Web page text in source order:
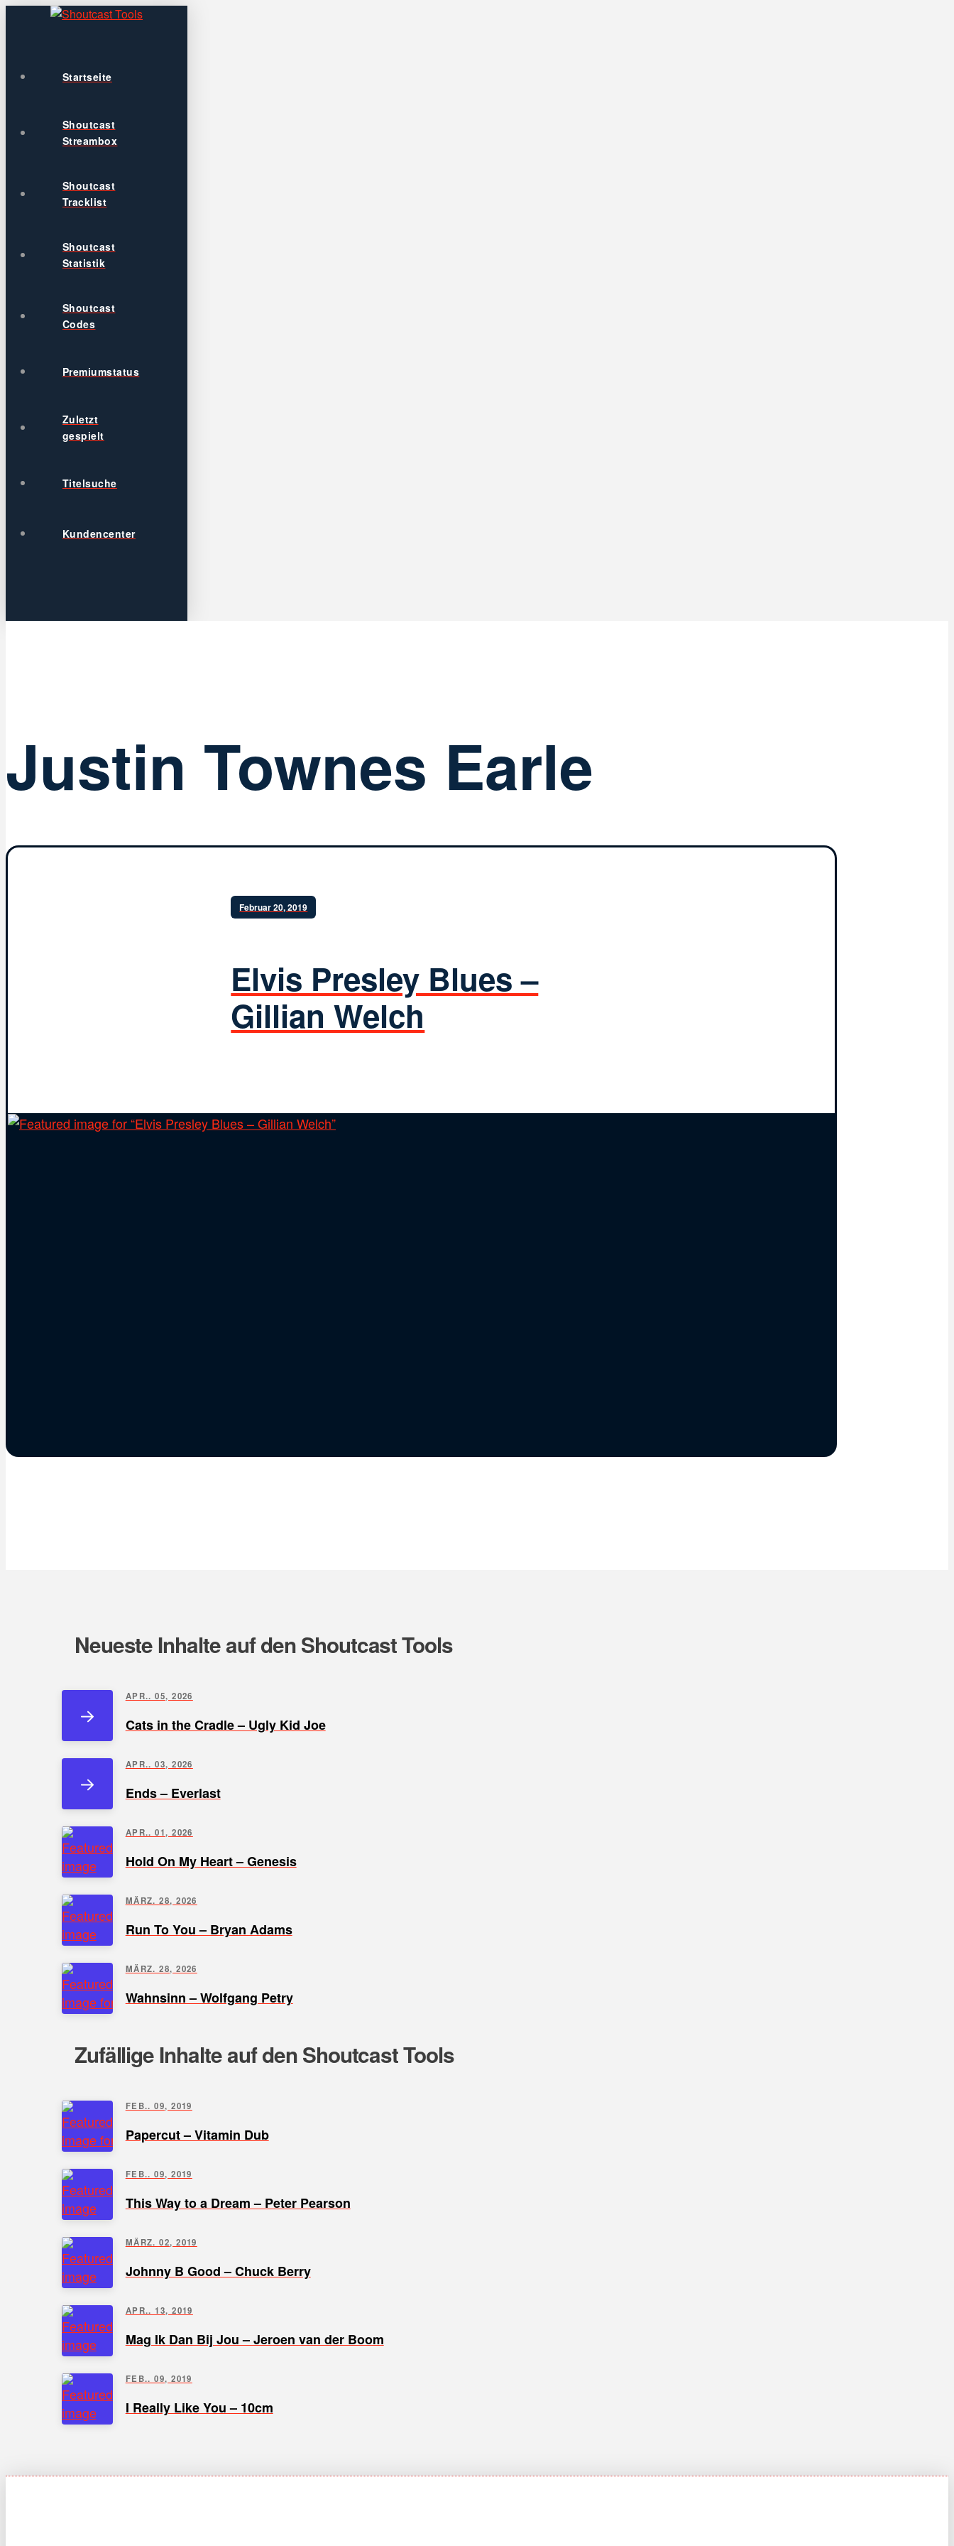
Startseite
Shoutcast
Streambox
Shoutcast
Tracklist
Shoutcast
Statistik
Shoutcast
Codes
Premiumstatus
Zuletzt
gespielt
Titelsuche
Kundencenter
Justin Townes Earle
Februar 20, 2019
Elvis Presley Blues –
Gillian Welch
Neueste Inhalte auf den Shoutcast Tools
APR.. 05, 2026
Cats in the Cradle – Ugly Kid Joe
APR.. 03, 2026
Ends – Everlast
APR.. 01, 2026
Hold On My Heart – Genesis
MÄRZ. 28, 2026
Run To You – Bryan Adams
MÄRZ. 28, 2026
Wahnsinn – Wolfgang Petry
Zufällige Inhalte auf den Shoutcast Tools
FEB.. 09, 2019
Papercut – Vitamin Dub
FEB.. 09, 2019
This Way to a Dream – Peter Pearson
MÄRZ. 02, 2019
Johnny B Good – Chuck Berry
APR.. 13, 2019
Mag Ik Dan Bij Jou – Jeroen van der Boom
FEB.. 09, 2019
I Really Like You – 10cm